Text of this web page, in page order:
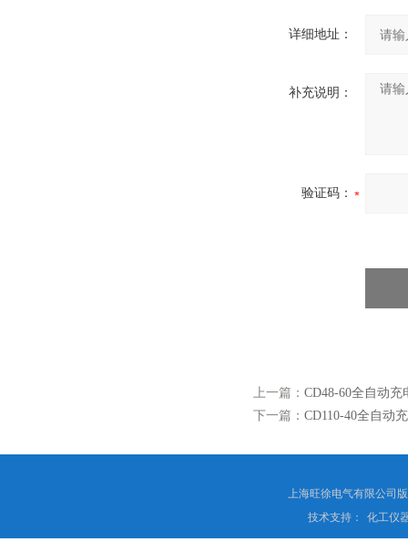
详细地址：
补充说明：
验证码：
上一篇： CD48-60全自动充
下一篇： CD110-40全自动
上海旺徐电气有限公司
技术支持：
化工仪